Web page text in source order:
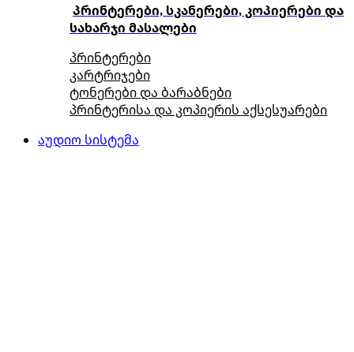
პრინტერები, სკანერები, კოპიერები და
სახარჯი მასალები
პრინტერები
კარტრიჯები
ტონერები და ბარაბნები
პრინტერისა და კოპიერის აქსესუარები
აუდიო სისტემა